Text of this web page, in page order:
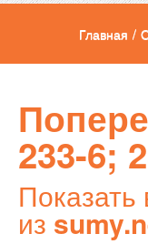
Главная /
233-6;
из